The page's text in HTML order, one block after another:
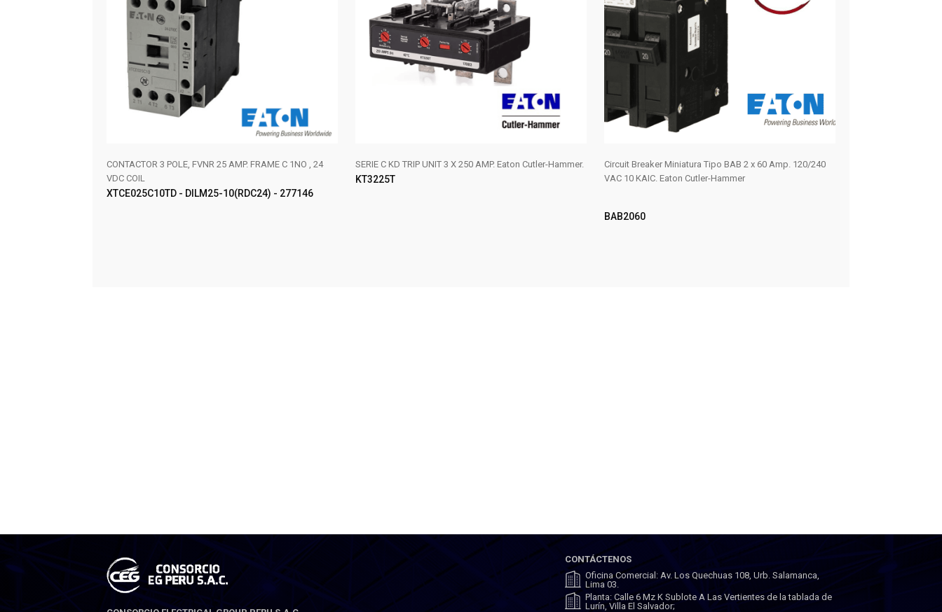
CONTACTOR 3 POLE, FVNR 25 AMP. FRAME C 1NO , 24
VDC COIL
XTCE025C10TD - DILM25-10(RDC24) - 277146
SERIE C KD TRIP UNIT 3 X 250 AMP. Eaton Cutler-Hammer.
KT3225T
Circuit Breaker Miniatura Tipo BAB 2 x 60 Amp. 120/240
VAC 10 KAIC. Eaton Cutler-Hammer
BAB2060
CONTÁCTENOS
Oficina Comercial: Av. Los Quechuas 108, Urb. Salamanca,
Lima 03.
Planta: Calle 6 Mz K Sublote A Las Vertientes de la tablada de
Lurín, Villa El Salvador;